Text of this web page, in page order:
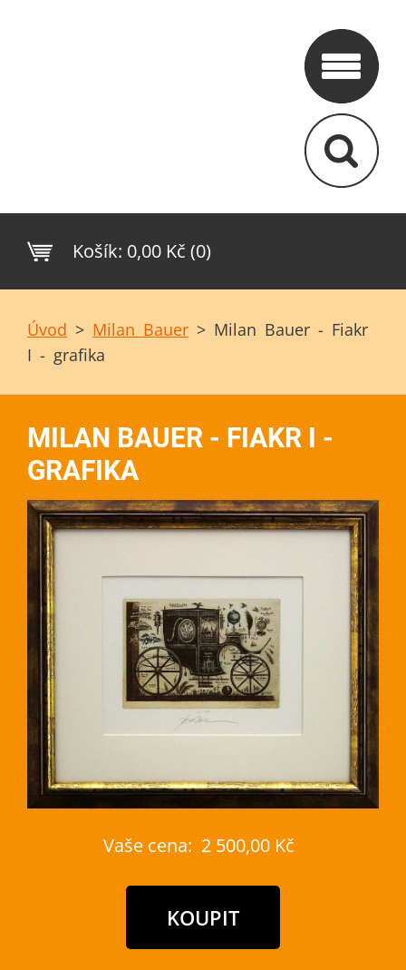
Košík: 0,00 Kč (0)
Úvod > Milan Bauer > Milan Bauer - Fiakr
I - grafika
MILAN BAUER - FIAKR I -
GRAFIKA
Vaše cena: 2 500,00 Kč